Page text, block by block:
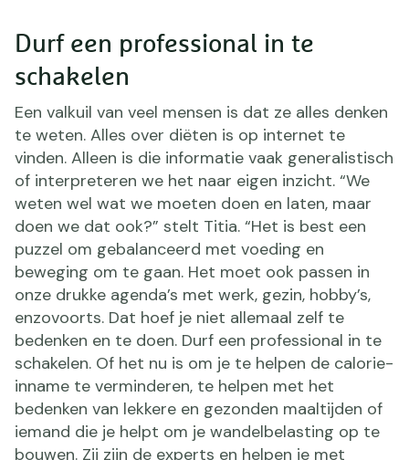
Durf een professional in te
schakelen
Een valkuil van veel mensen is dat ze alles denken
te weten. Alles over diëten is op internet te
vinden. Alleen is die informatie vaak generalistisch
of interpreteren we het naar eigen inzicht. “We
weten wel wat we moeten doen en laten, maar
doen we dat ook?” stelt Titia. “Het is best een
puzzel om gebalanceerd met voeding en
beweging om te gaan. Het moet ook passen in
onze drukke agenda’s met werk, gezin, hobby’s,
enzovoorts. Dat hoef je niet allemaal zelf te
bedenken en te doen. Durf een professional in te
schakelen. Of het nu is om je te helpen de calorie-
inname te verminderen, te helpen met het
bedenken van lekkere en gezonden maaltijden of
iemand die je helpt om je wandelbelasting op te
bouwen. Zij zijn de experts en helpen je met